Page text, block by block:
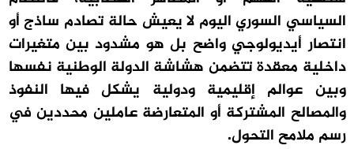
السياسي السوري اليوم لا يعيش حالة تصادم ساذج أو
انتصار أيديولوجي واضح بل هو مشدود بين متغيرات
داخلية معقدة تتضمن هشاشة الدولة الوطنية نفسها
وبين عوالم إقليمية ودولية يشكل فيها النفوذ
والمصالح المشتركة أو المتعارضة عاملين محددين في
رسم ملامح التحول.